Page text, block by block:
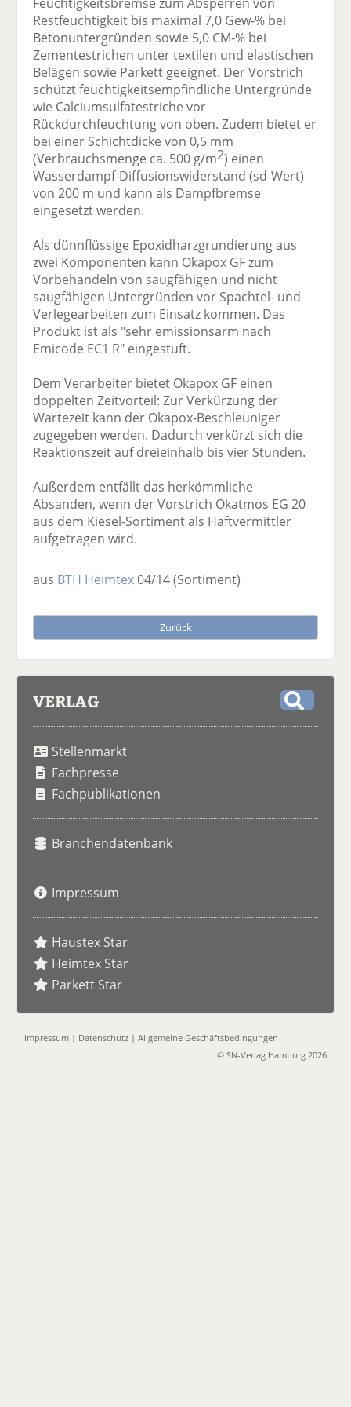
Restfeuchtigkeit bis maximal 7,0 Gew-% bei
Betonuntergründen sowie 5,0 CM-% bei
Zementestrichen unter textilen und elastischen
Belägen sowie Parkett geeignet. Der Vorstrich
schützt feuchtigkeitsempfindliche Untergründe
wie Calciumsulfatestriche vor
Rückdurchfeuchtung von oben. Zudem bietet er
bei einer Schichtdicke von 0,5 mm
(Verbrauchsmenge ca. 500 g/m2) einen
Wasserdampf-Diffusionswiderstand (sd-Wert)
von 200 m und kann als Dampfbremse
eingesetzt werden.
Als dünnflüssige Epoxidharzgrundierung aus
zwei Komponenten kann Okapox GF zum
Vorbehandeln von saugfähigen und nicht
saugfähigen Untergründen vor Spachtel- und
Verlegearbeiten zum Einsatz kommen. Das
Produkt ist als "sehr emissionsarm nach
Emicode EC1 R" eingestuft.
Dem Verarbeiter bietet Okapox GF einen
doppelten Zeitvorteil: Zur Verkürzung der
Wartezeit kann der Okapox-Beschleuniger
zugegeben werden. Dadurch verkürzt sich die
Reaktionszeit auf dreieinhalb bis vier Stunden.
Außerdem entfällt das herkömmliche
Absanden, wenn der Vorstrich Okatmos EG 20
aus dem Kiesel-Sortiment als Haftvermittler
aufgetragen wird.
aus BTH Heimtex04/14(Sortiment)
Zurück
VERLAG
Stellenmarkt
Fachpresse
Fachpublikationen
Branchendatenbank
Impressum
Haustex Star
Heimtex Star
Parkett Star
Impressum | Datenschutz |Allgemeine Geschäftsbedingungen
© SN-Verlag Hamburg 2026